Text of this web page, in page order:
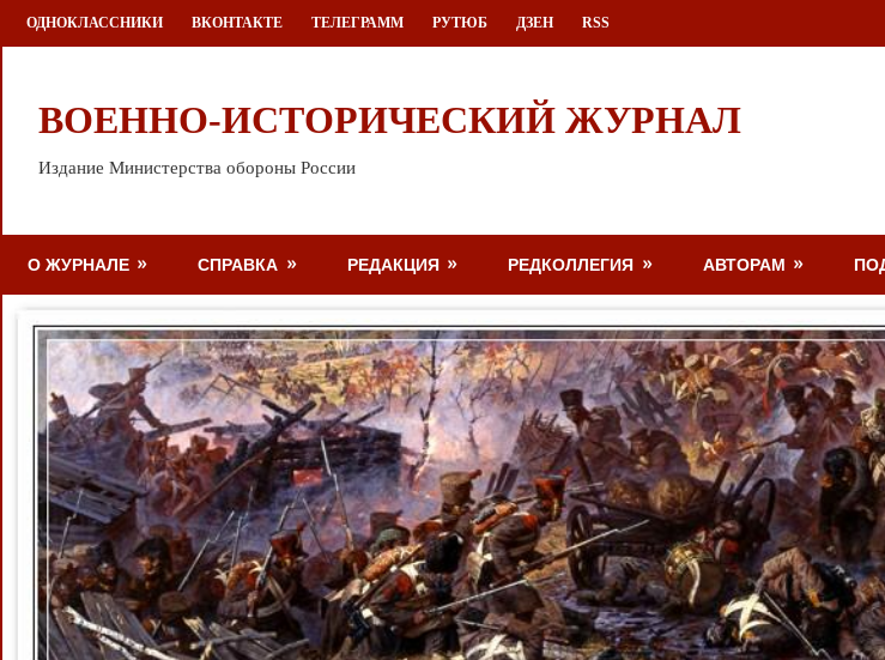
Перейти
к
ОДНОКЛАССНИКИ ВКОНТАКТЕ ТЕЛЕГРАММ РУТЮБ ДЗЕН RSS
ВОЕННО-ИСТОРИЧЕСКИЙ ЖУРНАЛ
Издание Министерства обороны России
О ЖУРНАЛЕ СПРАВКА РЕДАКЦИЯ РЕДКОЛЛЕГИЯ АВТОРАМ